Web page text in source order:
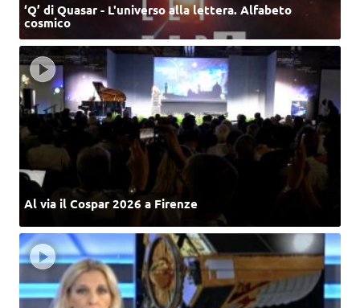
‘Q’ di Quasar - L'universo alla lettera. Alfabeto
cosmico
Al via il Cospar 2026 a Firenze